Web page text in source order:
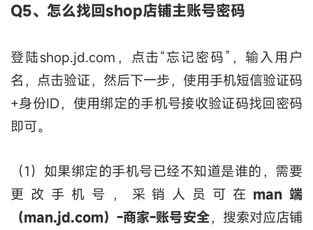
Q5、怎么找回shop店铺主账号密码
登陆shop.jd.com，点击“忘记密码”，输入用户
名，点击验证，然后下一步，使用手机短信验证码
+身份ID，使用绑定的手机号接收验证码找回密码
即可。
（1）如果绑定的手机号已经不知道是谁的，需要
更改手机号，采销人员可在 man端
（man.jd.com）-商家-账号安全，搜索对应店铺